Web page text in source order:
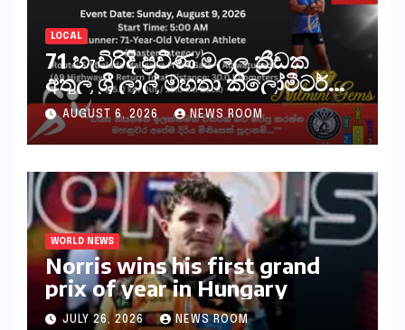
LOCAL
71 හැවිරිදි ප්‍රවීණ මලල ක්‍රීඩක
අතුල ශ්‍රී ලාල් මහතා කිලෝමීටර්
30ක විශේෂ මැරතන් ධාවන
අභියෝගයකට සැරසෙයි
AUGUST 6, 2026 NEWS ROOM
WORLD NEWS
Norris wins his first grand
prix of year in Hungary​​
JULY 26, 2026 NEWS ROOM